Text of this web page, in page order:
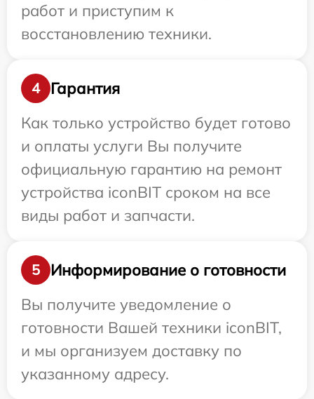
работ и приступим к
восстановлению техники.
4
Гарантия
Как только устройство будет готово
и оплаты услуги Вы получите
официальную гарантию на ремонт
устройства iconBIT сроком на все
виды работ и запчасти.
5
Информирование о готовности
Вы получите уведомление о
готовности Вашей техники iconBIT,
и мы организуем доставку по
указанному адресу.